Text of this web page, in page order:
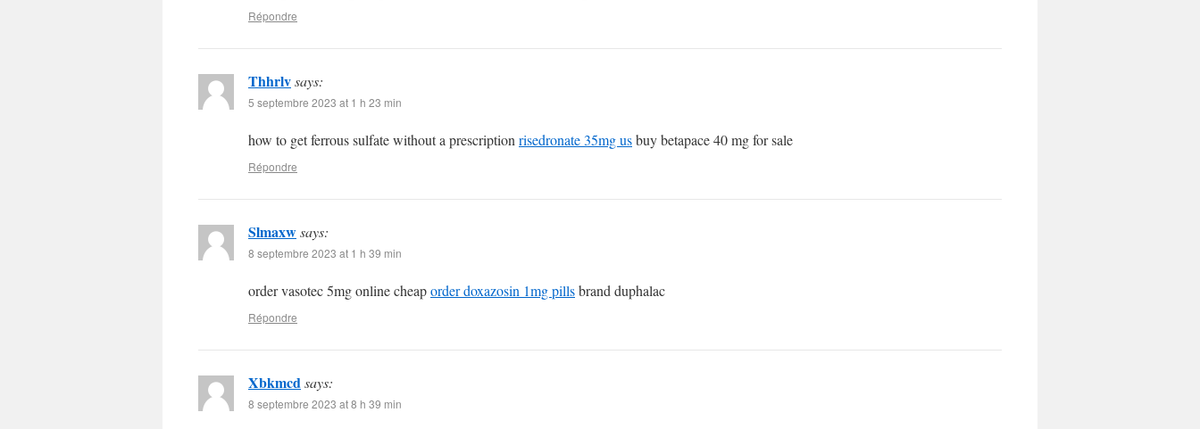
Répondre
Thhrlvsays:
5 septembre 2023 at 1 h 23 min
how to get ferrous sulfate without a prescription risedronate 35mg usbuy betapace 40 mg for sale
Répondre
Slmaxwsays:
8 septembre 2023 at 1 h 39 min
order vasotec 5mg online cheaporder doxazosin 1mg pillsbrand duphalac
Répondre
Xbkmcdsays:
8 septembre 2023 at 8 h 39 min